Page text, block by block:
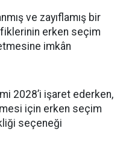
ve zayıflamış bir
erken seçim
imkân
2028’i işaret ederken,
için erken seçim
seçeneği